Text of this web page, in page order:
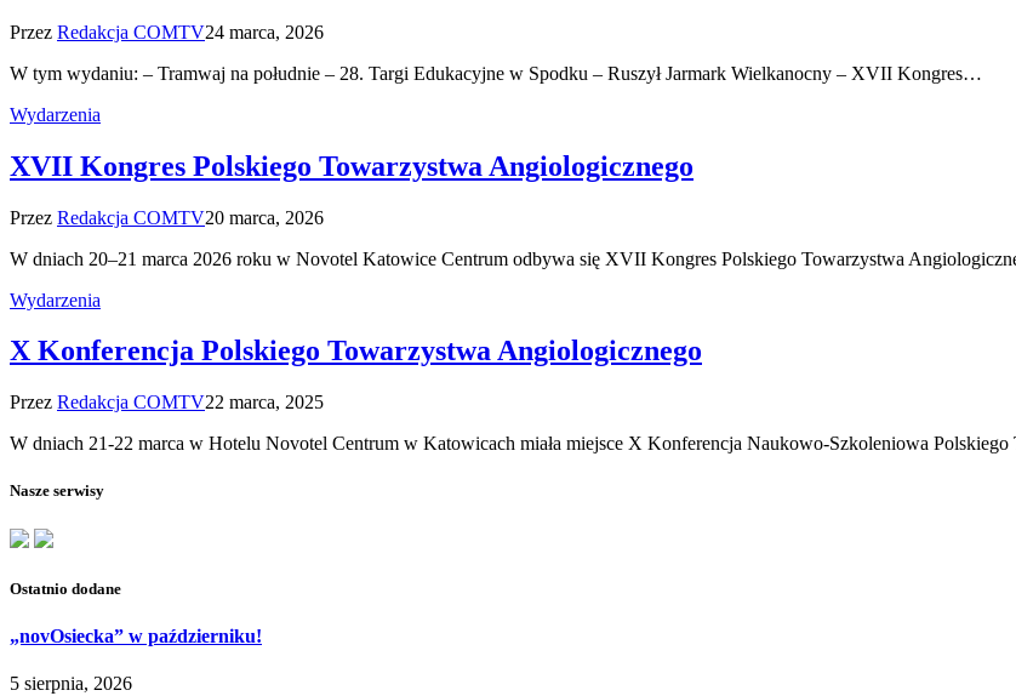
Przez Redakcja COMTV24 marca, 2026
W tym wydaniu: – Tramwaj na południe – 28. Targi Edukacyjne w Spodku – Ruszył Jarmark Wielkanocny – XVII Kongres…
Wydarzenia
XVII Kongres Polskiego Towarzystwa Angiologicznego
Przez Redakcja COMTV20 marca, 2026
W dniach 20–21 marca 2026 roku w Novotel Katowice Centrum odbywa się XVII Kongres Polskiego Towarzystwa
Wydarzenia
X Konferencja Polskiego Towarzystwa Angiologicznego
Przez Redakcja COMTV22 marca, 2025
W dniach 21-22 marca w Hotelu Novotel Centrum w Katowicach miała miejsce X Konferencja Naukowo-Szkoleniowa
Nasze serwisy
Ostatnio dodane
„novOsiecka” w październiku!
5 sierpnia, 2026